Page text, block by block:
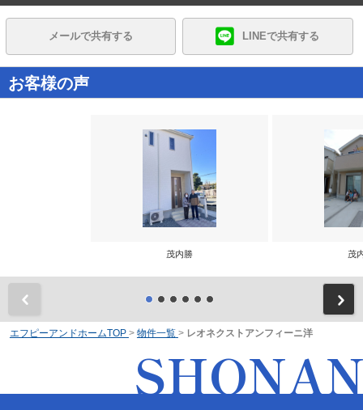
メールで共有する LINEで共有する
お客様の声
茂内勝 茂
エフピーアンドホームTOP > 物件一覧 > レオネクストアンフィーニ洋